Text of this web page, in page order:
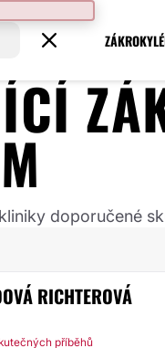
ZÁKROKY
doporučené
RICHTEROVÁ
příběhů